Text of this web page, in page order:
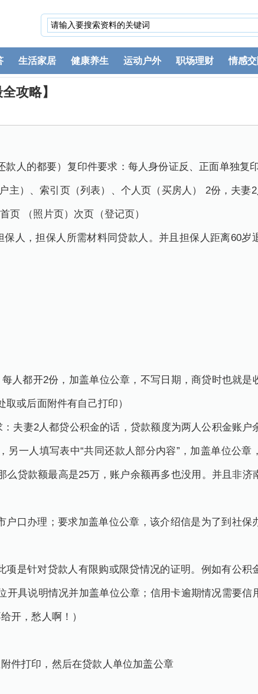
生活家居 健康养生 运动户外 职场理财 情感
攻略】
人的都要）复印件要求：每人身份证反、正面单独复
主）、索引页（列表）、个人页（买房人） 2份，夫妻2
页 （照片页）次页（登记页）
人，担保人所需材料同贷款人。并且担保人距离60岁
人都开2份，加盖单位公章，不写日期，商贷时也就是
或后面附件有自己打印）
夫妻2人都贷公积金的话，贷款额度为两人公积金账户
另一人填写表中“共同还款人部分内容”，加盖单位公章
么贷款额最高是25万，账户余额再多也没用。并且非济
口办理；要求加盖单位公章，该介绍信是为了到社保
是针对贷款人有限购或限贷情况的证明。例如有公积
开具说明情况并加盖单位公章；信用卡逾期情况需要信
开，愁人啊！）
件打印，然后在贷款人单位加盖公章